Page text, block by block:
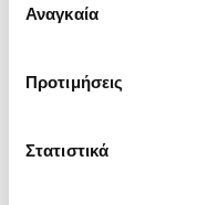
ενδιαφέρουν και να
συγκατάθεσης
Αναγκαία
Προτιμήσεις
Στατιστικά